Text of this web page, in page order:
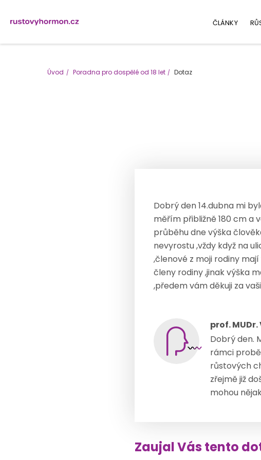
ČLÁNKY
Úvod Poradna pro dospělé od 18 let Dotaz
Dobrý den 14.dubna mi
měřím přibližně 180 cm a
průběhu dne výška
nevyrostu ,vždy když na
,členové z moji rodiny
členy rodiny ,jinak výška
,předem vám děkuji za
prof.
Dobrý den.
rámci
růstových
zřejmě již
mohou
Zaujal Vás tento